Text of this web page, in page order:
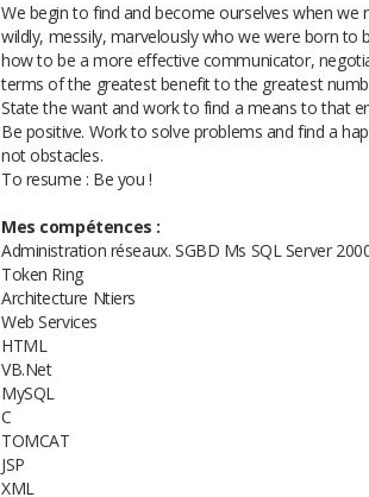
We begin to find and become ourselves when
wildly, messily, marvelously who we were born to
how to be a more effective communicator,
terms of the greatest benefit to the greatest
State the want and work to find a means to that
Be positive. Work to solve problems and find a
not obstacles.
To resume : Be you !
Mes compétences :
Administration réseaux. SGBD Ms SQL Server
Token Ring
Architecture Ntiers
Web Services
HTML
VB.Net
MySQL
C
TOMCAT
JSP
XML